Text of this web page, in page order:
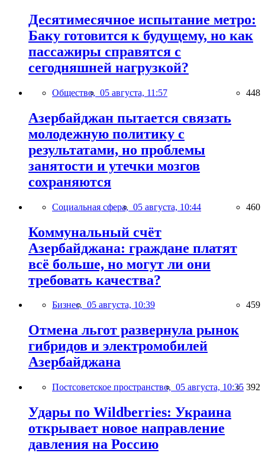
Десятимесячное испытание метро:
Баку готовится к будущему, но как
пассажиры справятся с
сегодняшней нагрузкой?
Общество, 05 августа, 11:57 448
Азербайджан пытается связать
молодежную политику с
результатами, но проблемы
занятости и утечки мозгов
сохраняются
Социальная сфера, 05 августа, 10:44 460
Коммунальный счёт
Азербайджана: граждане платят
всё больше, но могут ли они
требовать качества?
Бизнес, 05 августа, 10:39 459
Отмена льгот развернула рынок
гибридов и электромобилей
Азербайджана
Постсоветское пространство, 05 августа, 10:35 392
Удары по Wildberries: Украина
открывает новое направление
давления на Россию